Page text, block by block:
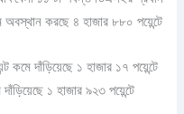
করছে ৪ হাজার ৮৮০ পয়েন্টে
দাঁড়িয়েছে ১ হাজার ১৭ পয়েন্টে
১ হাজার ৯২৩ পয়েন্টে